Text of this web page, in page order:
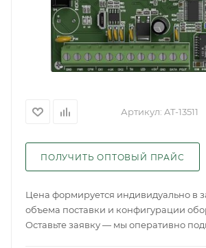
Артикул: AT-13511
ПОЛУЧИТЬ ОПТОВЫЙ ПРАЙС
Цена формируется индивидуально в
объема поставки и конфигурации
Оставьте заявку — мы оперативно